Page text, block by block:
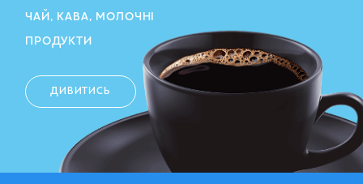
ЧАЙ, КАВА, МОЛОЧНІ
ПРОДУКТИ
ДИВИТИСЬ